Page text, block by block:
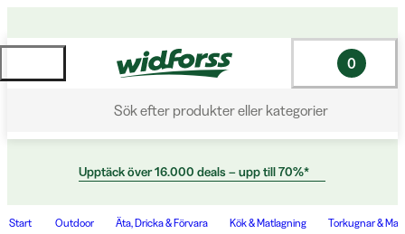
Sök efter produkter eller kategorier
0
Upptäck över 16.000 deals – upp till 70%*
Start Outdoor Äta, Dricka & Förvara Kök & Matlagning Torkugnar &